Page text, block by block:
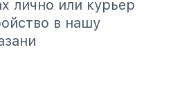
лично или курьер
в нашу